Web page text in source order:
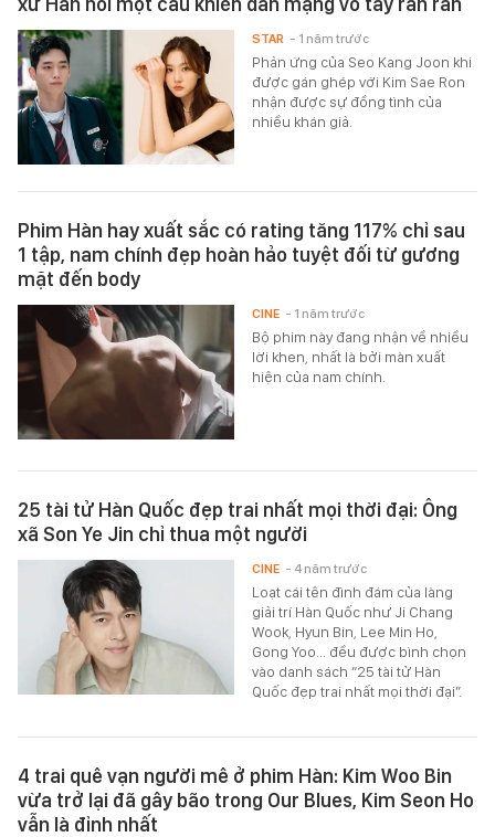
Phản ứng của Seo Kang Joon khi
được gán ghép với Kim Sae Ron
nhận được sự đồng tình của
nhiều khán giả.
STAR - 1 năm trước
Phim Hàn hay xuất sắc có rating tăng 117% chỉ sau
1 tập, nam chính đẹp hoàn hảo tuyệt đối từ gương
mặt đến body
Bộ phim này đang nhận về nhiều
lời khen, nhất là bởi màn xuất
hiện của nam chính.
CINE - 1 năm trước
25 tài tử Hàn Quốc đẹp trai nhất mọi thời đại: Ông
xã Son Ye Jin chỉ thua một người
Loạt cái tên đình đám của làng
giải trí Hàn Quốc như Ji Chang
Wook, Hyun Bin, Lee Min Ho,
Gong Yoo... đều được bình chọn
vào danh sách “25 tài tử Hàn
Quốc đẹp trai nhất mọi thời đại”.
CINE - 4 năm trước
4 trai quê vạn người mê ở phim Hàn: Kim Woo Bin
vừa trở lại đã gây bão trong Our Blues, Kim Seon Ho
vẫn là đỉnh nhất